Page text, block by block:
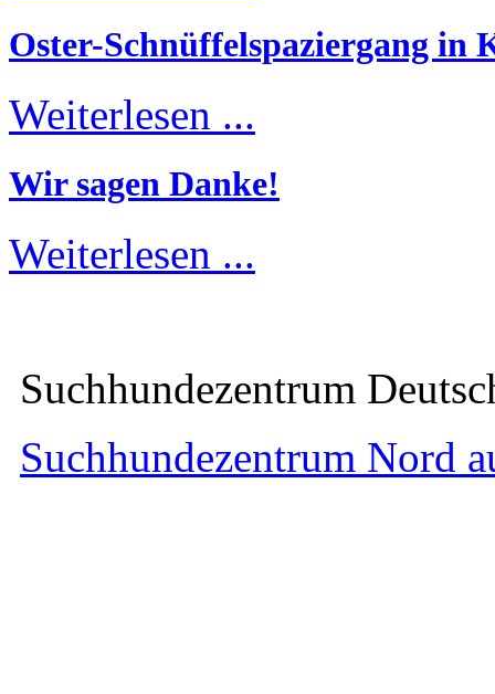
Oster-Schnüffelspaziergang in
Weiterlesen ...
Wir sagen Danke!
Weiterlesen ...
Suchhundezentrum
Suchhundezentrum Nord